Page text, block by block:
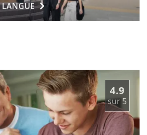
LANGUE
4.9
sur5